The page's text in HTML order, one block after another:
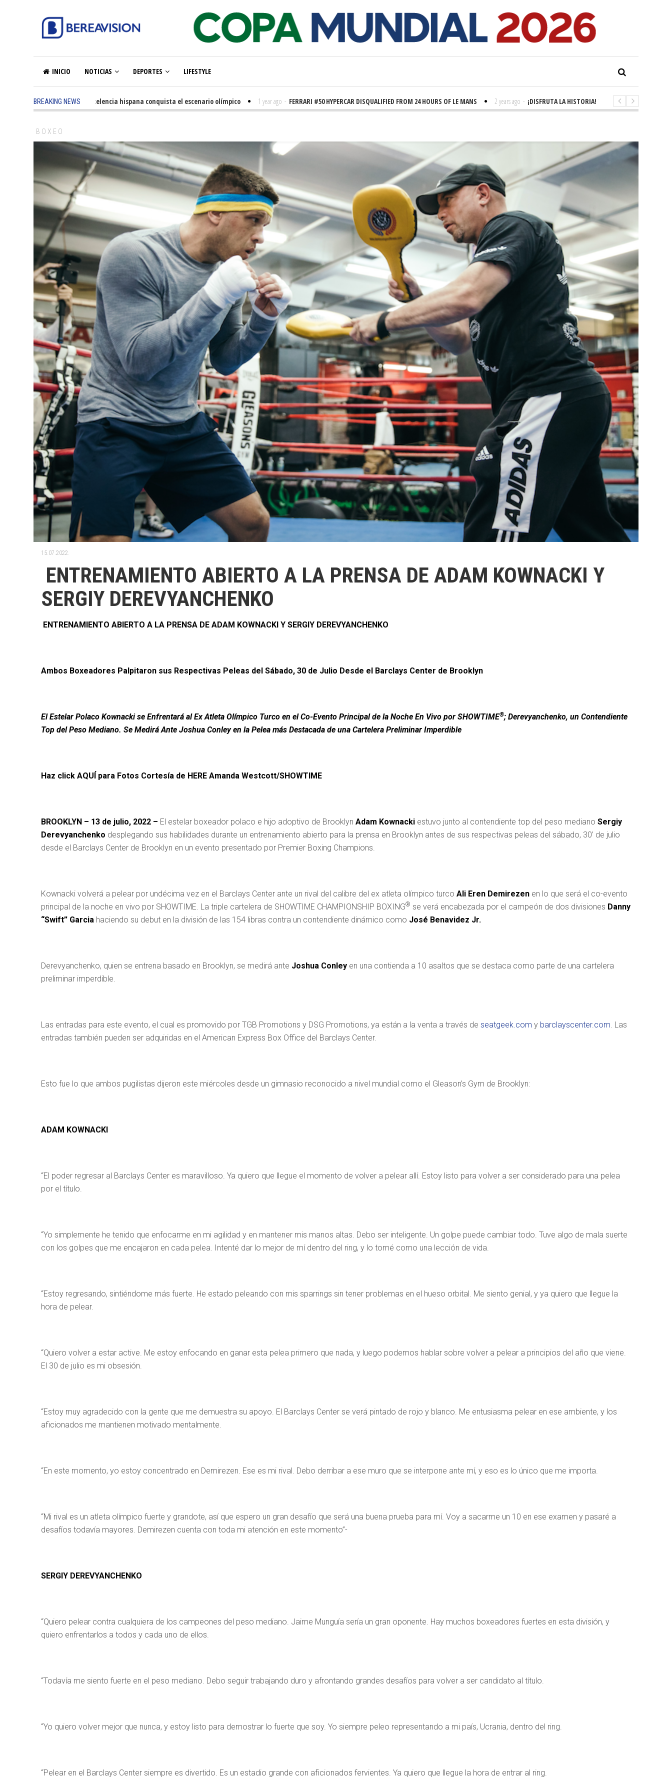
INICIO NOTICIAS DEPORTES LIFESTYLE
BREAKING NEWS
5 months ago - La excelencia hispana conquista el escenario olímpico 1 year ago - FERRARI #50 HYPERCAR DISQUALIFIED FROM 24 HOURS OF LE MANS 2 years ago - ¡DISFRUTA LA HISTORIA! 'LA GRANDE SEINE'
BOXEO
15.07.2022.
ENTRENAMIENTO ABIERTO A LA PRENSA DE ADAM KOWNACKI Y
SERGIY DEREVYANCHENKO
ENTRENAMIENTO ABIERTO A LA PRENSA DE ADAM KOWNACKI Y SERGIY DEREVYANCHENKO
Ambos Boxeadores Palpitaron sus Respectivas Peleas del Sábado, 30 de Julio Desde el Barclays Center de Brooklyn
El Estelar Polaco Kownacki se Enfrentará al Ex Atleta Olímpico Turco en el Co-Evento Principal de la Noche En Vivo por SHOWTIME®; Derevyanchenko, un Contendiente
Top del Peso Mediano. Se Medirá Ante Joshua Conley en la Pelea más Destacada de una Cartelera Preliminar Imperdible
Haz click AQUÍ para Fotos Cortesía de HERE Amanda Westcott/SHOWTIME
BROOKLYN – 13 de julio, 2022 – El estelar boxeador polaco e hijo adoptivo de Brooklyn Adam Kownacki estuvo junto al contendiente top del peso mediano Sergiy
Derevyanchenko desplegando sus habilidades durante un entrenamiento abierto para la prensa en Brooklyn antes de sus respectivas peleas del sábado, 30’ de julio
desde el Barclays Center de Brooklyn en un evento presentado por Premier Boxing Champions.
Kownacki volverá a pelear por undécima vez en el Barclays Center ante un rival del calibre del ex atleta olímpico turco Ali Eren Demirezen en lo que será el co-evento
principal de la noche en vivo por SHOWTIME. La triple cartelera de SHOWTIME CHAMPIONSHIP BOXING® se verá encabezada por el campeón de dos divisiones Danny
“Swift” Garcia haciendo su debut en la división de las 154 libras contra un contendiente dinámico como José Benavidez Jr.
Derevyanchenko, quien se entrena basado en Brooklyn, se medirá ante Joshua Conley en una contienda a 10 asaltos que se destaca como parte de una cartelera
preliminar imperdible.
Las entradas para este evento, el cual es promovido por TGB Promotions y DSG Promotions, ya están a la venta a través de seatgeek.com y barclayscenter.com . Las
entradas también pueden ser adquiridas en el American Express Box Office del Barclays Center.
Esto fue lo que ambos pugilistas dijeron este miércoles desde un gimnasio reconocido a nivel mundial como el Gleason’s Gym de Brooklyn:
ADAM KOWNACKI
“El poder regresar al Barclays Center es maravilloso. Ya quiero que llegue el momento de volver a pelear allí. Estoy listo para volver a ser considerado para una pelea
por el título.
“Yo simplemente he tenido que enfocarme en mi agilidad y en mantener mis manos altas. Debo ser inteligente. Un golpe puede cambiar todo. Tuve algo de mala suerte
con los golpes que me encajaron en cada pelea. Intenté dar lo mejor de mí dentro del ring, y lo tomé como una lección de vida.
“Estoy regresando, sintiéndome más fuerte. He estado peleando con mis sparrings sin tener problemas en el hueso orbital. Me siento genial, y ya quiero que llegue la
hora de pelear.
“Quiero volver a estar active. Me estoy enfocando en ganar esta pelea primero que nada, y luego podemos hablar sobre volver a pelear a principios del año que viene.
El 30 de julio es mi obsesión.
“Estoy muy agradecido con la gente que me demuestra su apoyo. El Barclays Center se verá pintado de rojo y blanco. Me entusiasma pelear en ese ambiente, y los
aficionados me mantienen motivado mentalmente.
“En este momento, yo estoy concentrado en Demirezen. Ese es mi rival. Debo derribar a ese muro que se interpone ante mí, y eso es lo único que me importa.
“Mi rival es un atleta olímpico fuerte y grandote, así que espero un gran desafío que será una buena prueba para mí. Voy a sacarme un 10 en ese examen y pasaré a
desafíos todavía mayores. Demirezen cuenta con toda mi atención en este momento”-
SERGIY DEREVYANCHENKO
“Quiero pelear contra cualquiera de los campeones del peso mediano. Jaime Munguía sería un gran oponente. Hay muchos boxeadores fuertes en esta división, y
quiero enfrentarlos a todos y cada uno de ellos.
“Todavía me siento fuerte en el peso mediano. Debo seguir trabajando duro y afrontando grandes desafíos para volver a ser candidato al título.
“Yo quiero volver mejor que nunca, y estoy listo para demostrar lo fuerte que soy. Yo siempre peleo representando a mi país, Ucrania, dentro del ring.
“Pelear en el Barclays Center siempre es divertido. Es un estadio grande con aficionados fervientes. Ya quiero que llegue la hora de entrar al ring.